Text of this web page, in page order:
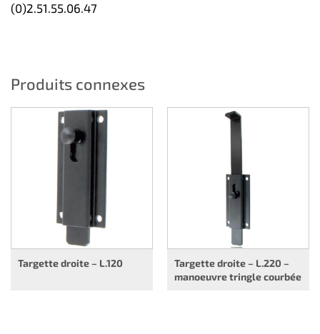
(0)2.51.55.06.47
Produits connexes
Targette droite – L.120
Targette droite – L.220 –
manoeuvre tringle courbée